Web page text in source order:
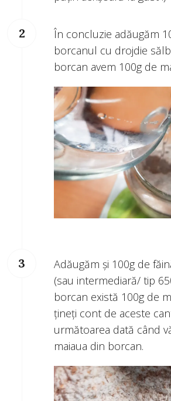
În concluzie adăugăm
borcanul cu drojdie
borcan avem 100g de
Adăugăm și 100g de
(sau intermediară/ tip
borcan există 100g de
țineți cont de aceste
următoarea dată când
maiaua din borcan.